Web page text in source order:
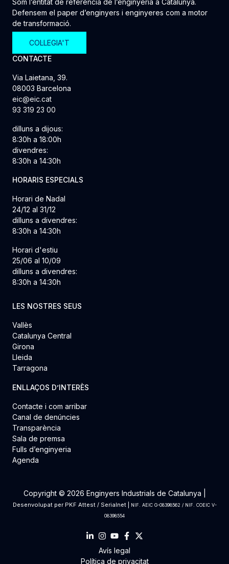
Defensem el paper d’enginyers i enginyeres com a motor
de transformació.
COL·LEGIA'T
CONTACTE
Via Laietana, 39.
08003 Barcelona
eic@eic.cat
93 319 23 00
dilluns a dijous:
8:30h a 18:00h
divendres:
8:30h a 14:30h
HORARIS ESPECIALS
Horari de Nadal
24/12 al 31/12
dilluns a divendres:
8:30h a 14:30h
Horari d'estiu
25/06 al 10/09
dilluns a divendres:
8:30h a 14:30h
LES NOSTRES SEUS
Vallès
Catalunya Central
Girona
Lleida
Tarragona
ENLLAÇOS D’INTERÈS
Contacte i com arribar
Canal de denúncies
Transparència
Sala de premsa
Fulls d’enginyeria
Agenda
Copyright © 2026 Enginyers Industrials de Catalunya |
Desenvolupat per PKF Attest/ Serialnet|
NIF. AEIC G-08398562 / NIF. COEIC V-
08398554
Avís legal
Política de privacitat